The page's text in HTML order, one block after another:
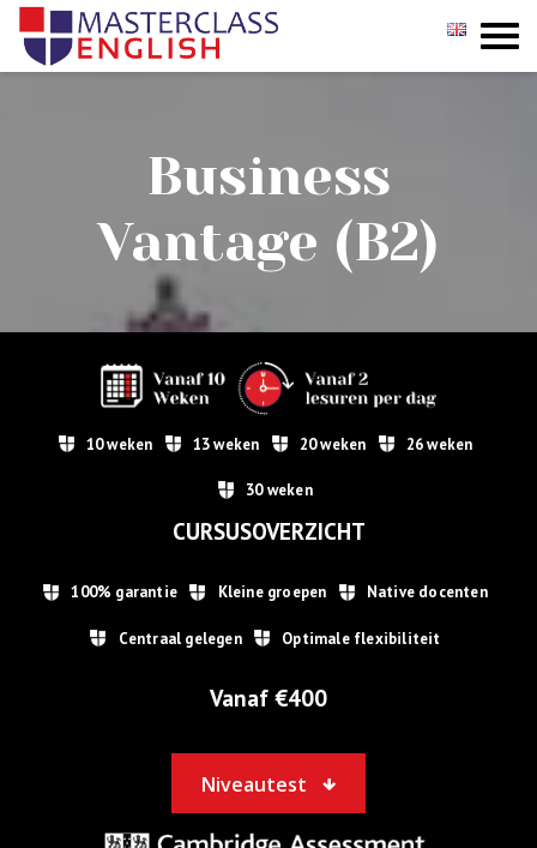
TESTIMONIALS
CONTACT
Business
Vantage (B2)
10 weken 13 weken 20 weken 26 weken
30 weken
CURSUSOVERZICHT
100% garantie Kleine groepen Native docenten
Centraal gelegen Optimale flexibiliteit
Vanaf €400
Niveautest